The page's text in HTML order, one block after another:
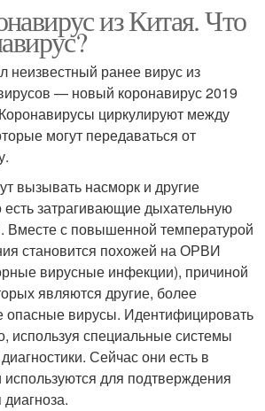
из Китая. Что
ранее вирус из
— новый коронавирус 2019
циркулируют между
могут передаваться от
вызывать насморк и другие
затрагивающие дыхательную
Вместе с повышенной температурой
становится похожей на ОРВИ
вирусные инфекции), причиной
являются другие, более
опасные вирусы. Идентифицировать
используя специальные системы
Сейчас они есть в
для подтверждения